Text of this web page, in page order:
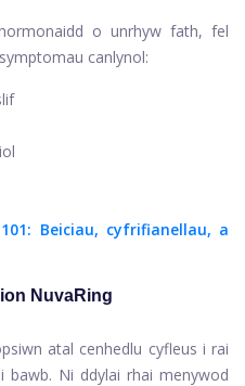
o unrhyw fath, fel
canlynol:
Beiciau, cyfrifianellau, a
NuvaRing
atal cenhedlu cyfleus i rai
Ni ddylai rhai menywod